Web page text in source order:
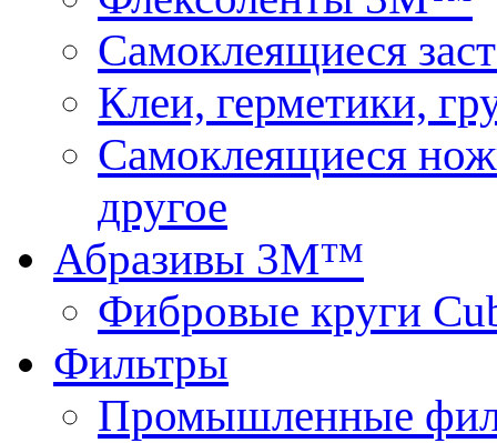
Самоклеящиеся
Клеи, герметики,
Самоклеящиеся
другое
Абразивы 3М™
Фибровые круги
Фильтры
Промышленные